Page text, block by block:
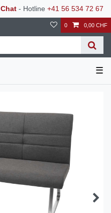
Chat - Hotline +41 56 534 72 67
0 0,00 CHF
☰